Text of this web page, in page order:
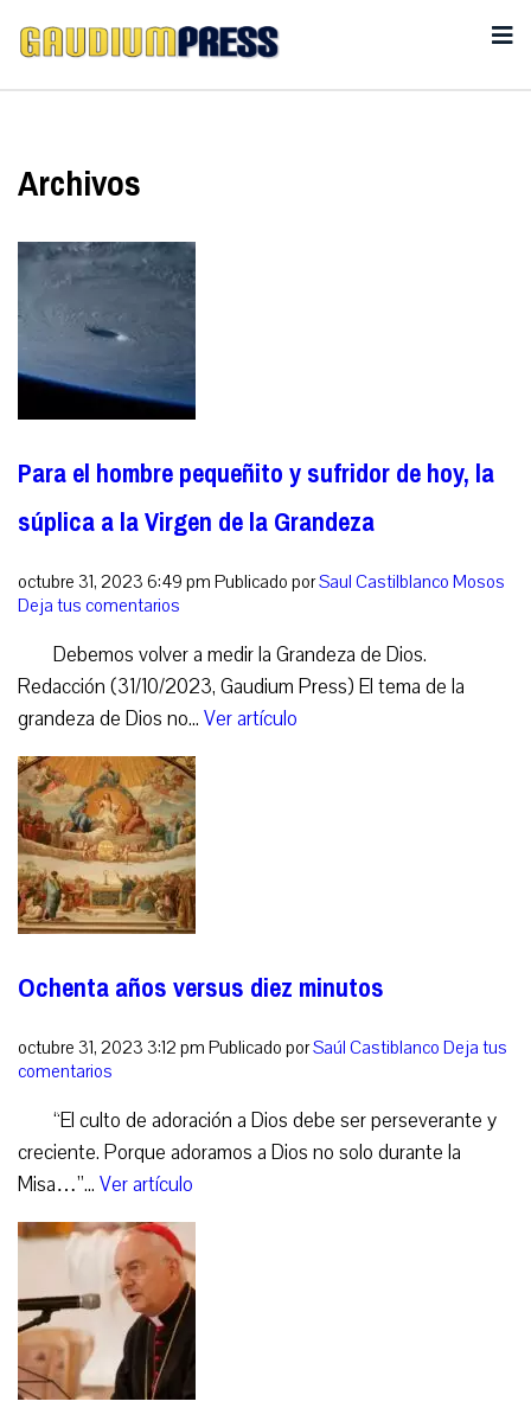
Archivos
Para el hombre pequeñito y sufridor de hoy, la
súplica a la Virgen de la Grandeza
octubre 31, 2023 6:49 pm Publicado porSaul Castilblanco Mosos
Deja tus comentarios
Debemos volver a medir la Grandeza de Dios.
Redacción (31/10/2023, Gaudium Press) El tema de la
grandeza de Dios no... Ver artículo
Ochenta años versus diez minutos
octubre 31, 2023 3:12 pm Publicado porSaúl Castiblanco Deja tus
comentarios
“El culto de adoración a Dios debe ser perseverante y
creciente. Porque adoramos a Dios no solo durante la
Misa…”... Ver artículo